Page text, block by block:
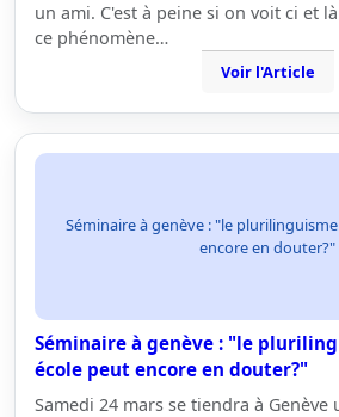
un ami. C'est à peine si on voit ci et
ce phénomène…
Voir l'Article
Séminaire à genève : "le
encore en douter?"
Séminaire à genève : "le
école peut encore en douter?"
Samedi 24 mars se tiendra à